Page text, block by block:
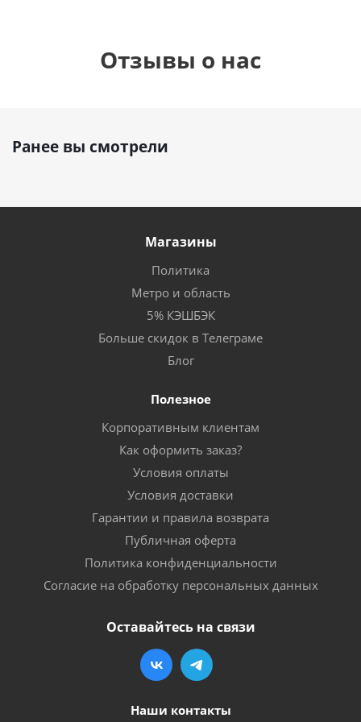
Отзывы о нас
Ранее вы смотрели
Магазины
Политика
Метро и область
5% КЭШБЭК
Больше скидок в Телеграме
Блог
Полезное
Корпоративным клиентам
Как оформить заказ?
Условия оплаты
Условия доставки
Гарантии и правила возврата
Публичная оферта
Политика конфиденциальности
Согласие на обработку персональных данных
Оставайтесь на связи
Наши контакты